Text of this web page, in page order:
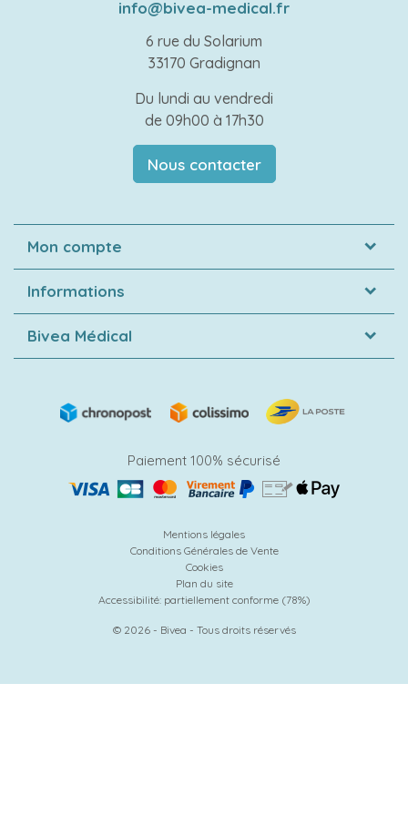
info@bivea-medical.fr
6 rue du Solarium
33170 Gradignan
Du lundi au vendredi
de 09h00 à 17h30
Nous contacter
Mon compte
Informations
Bivea Médical
Paiement 100% sécurisé
Mentions légales
Conditions Générales de Vente
Cookies
Plan du site
Accessibilité: partiellement conforme (78%)
© 2026 - Bivea - Tous droits réservés